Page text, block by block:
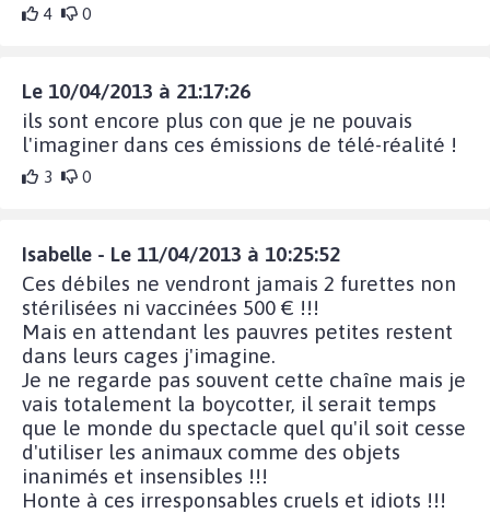
4 0
Le 10/04/2013 à 21:17:26
ils sont encore plus con que je ne pouvais
l'imaginer dans ces émissions de télé-réalité !
3 0
Isabelle - Le 11/04/2013 à 10:25:52
Ces débiles ne vendront jamais 2 furettes non
stérilisées ni vaccinées 500 € !!!
Mais en attendant les pauvres petites restent
dans leurs cages j'imagine.
Je ne regarde pas souvent cette chaîne mais je
vais totalement la boycotter, il serait temps
que le monde du spectacle quel qu'il soit cesse
d'utiliser les animaux comme des objets
inanimés et insensibles !!!
Honte à ces irresponsables cruels et idiots !!!